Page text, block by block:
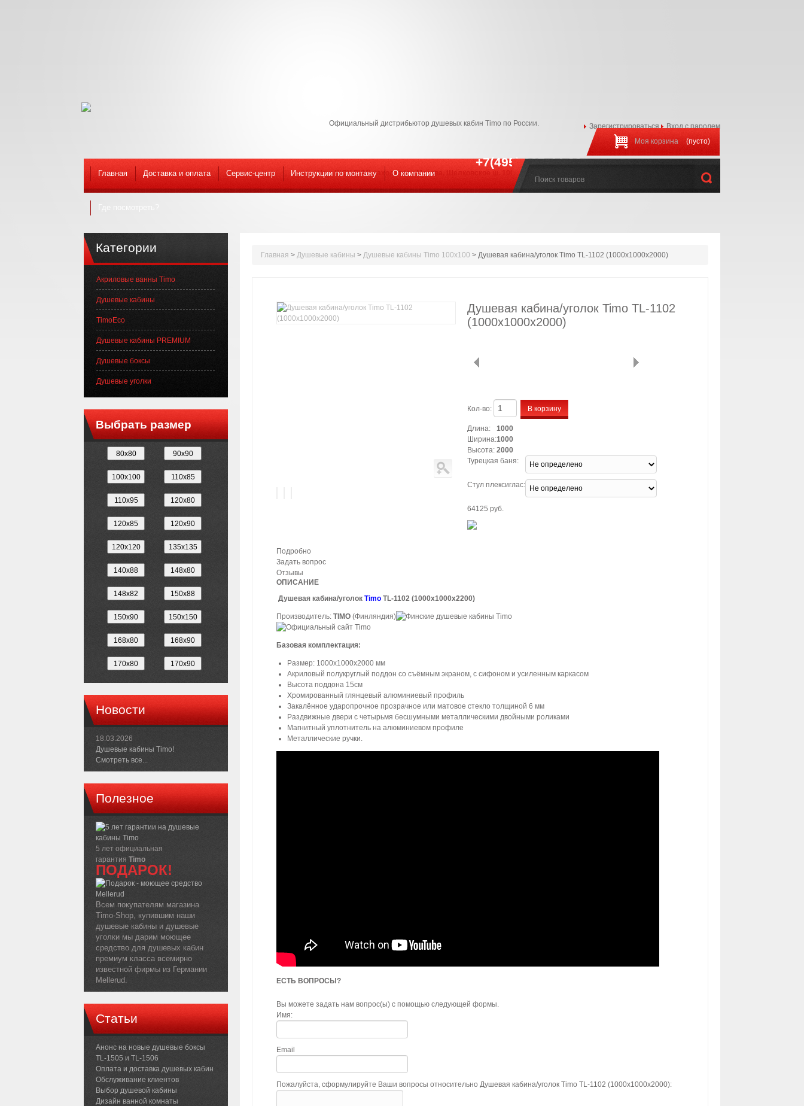
Зарегистрироваться Вход с паролем
Официальный дистрибьютор душевых кабин Timo по России.
Моя корзина (пусто)
+7(495) 997-44-22
Наш ШОУ-РУМ! находится : Москва, Щелковское ш. 100к1 С 09:00 до 20:00
Главная Доставка и оплата Сервис-центр Инструкции по монтажу O компании
Главная > Душевые кабины > Душевые кабины Timo 100x100 > Душевая кабина/уголок Timo TL-1102 (1000х1000х2000)
Душевая кабина/уголок Timo TL-1102
(1000х1000х2000)
Кол-во: В корзину
Длина:
1000
Ширина:1000
Высота: 2000
Турецкая баня:
Стул плексиглас:
64125 руб.
Подробно
Задать вопрос
Отзывы
ОПИСАНИЕ
Душевая кабина/уголок Timo TL-1102 (1000х1000х2200)
Производитель: TIMO (Финляндия)
Базовая комплектация:
Размер: 1000х1000х2000 мм
Акриловый полукруглый поддон со съёмным экраном, с сифоном и усиленным каркасом
Высота поддона 15см
Хромированный глянцевый алюминиевый профиль
Закалённое ударопрочное прозрачное или матовое стекло толщиной 6 мм
Раздвижные двери с четырьмя бесшумными металлическими двойными роликами
Магнитный уплотнитель на алюминиевом профиле
Металлические ручки.
ЕСТЬ ВОПРОСЫ?
Вы можете задать нам вопрос(ы) с помощью следующей формы.
Имя:
Email
Пожалуйста, сформулируйте Ваши вопросы относительно Душевая кабина/уголок Timo TL-1102 (1000х1000х2000):
Категории
Акриловые ванны Timo
Душевые кабины
TimoEco
Душевые кабины PREMIUM
Душевые боксы
Душевые уголки
Выбрать размер
Новости
18.03.2026
Душевые кабины Timo!
Смотреть все...
Полезное
5 лет официальная
гарантия Timo
ПОДАРОК!
Всем покупателям магазина
Timo-Shop, купившим наши
душевые кабины и душевые
уголки мы дарим моющее
средство для душевых кабин
премиум класса всемирно
известной фирмы из Германии
Mellerud.
Статьи
Анонс на новые душевые боксы
TL-1505 и TL-1506
Оплата и доставка душевых кабин
Обслуживание клиентов
Выбор душевой кабины
Дизайн ванной комнаты